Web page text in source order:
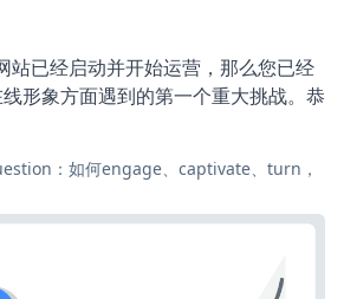
已经启动并开始运营，那么您已经
形象方面遇到的第一个重大挑战。恭
：如何engage、captivate、turn，